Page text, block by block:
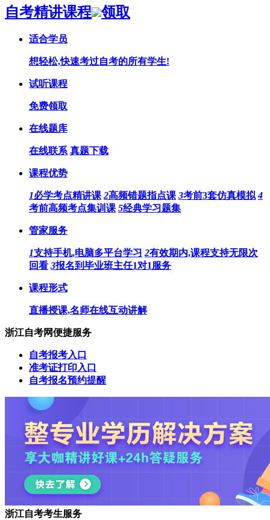
自考精讲课程 领取
适合学员
想轻松,快速考过自考的所有学生!
试听课程
免费领取
在线题库
在线联系 真题下载
课程优势
1必学考点精讲课 2高频错题指点课 3考前3套仿真模拟 4
考前高频考点集训课 5经典学习题集
管家服务
1支持手机,电脑多平台学习 2有效期内,课程支持无限次
回看 3报名到毕业班主任1对1服务
课程形式
直播授课,名师在线互动讲解
浙江自考网便捷服务
自考报考入口
准考证打印入口
自考报名预约提醒
浙江自考考生服务